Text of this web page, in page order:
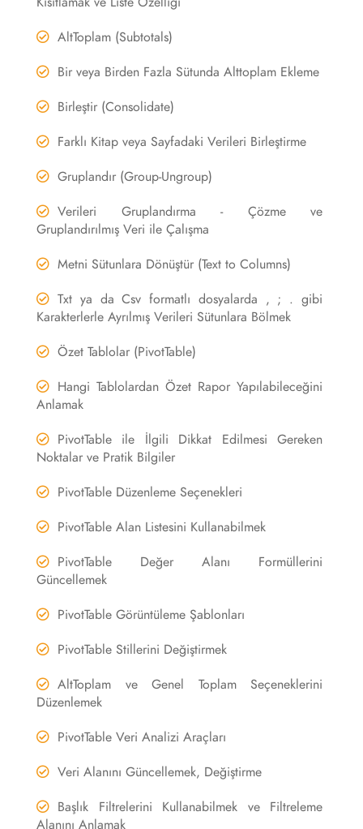
AltToplam (Subtotals)
Bir veya Birden Fazla Sütunda Alttoplam Ekleme
Birleştir (Consolidate)
Farklı Kitap veya Sayfadaki Verileri Birleştirme
Gruplandır (Group-Ungroup)
Verileri Gruplandırma - Çözme ve
Gruplandırılmış Veri ile Çalışma
Metni Sütunlara Dönüştür (Text to Columns)
Txt ya da Csv formatlı dosyalarda , ; . gibi
Karakterlerle Ayrılmış Verileri Sütunlara Bölmek
Özet Tablolar (PivotTable)
Hangi Tablolardan Özet Rapor Yapılabileceğini
Anlamak
PivotTable ile İlgili Dikkat Edilmesi Gereken
Noktalar ve Pratik Bilgiler
PivotTable Düzenleme Seçenekleri
PivotTable Alan Listesini Kullanabilmek
PivotTable Değer Alanı Formüllerini
Güncellemek
PivotTable Görüntüleme Şablonları
PivotTable Stillerini Değiştirmek
AltToplam ve Genel Toplam Seçeneklerini
Düzenlemek
PivotTable Veri Analizi Araçları
Veri Alanını Güncellemek, Değiştirme
Başlık Filtrelerini Kullanabilmek ve Filtreleme
Alanını Anlamak